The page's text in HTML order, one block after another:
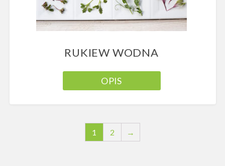
RUKIEW WODNA
OPIS
1 2 →